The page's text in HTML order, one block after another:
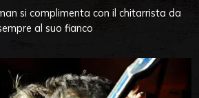
si complimenta con il chitarrista da
al suo fianco